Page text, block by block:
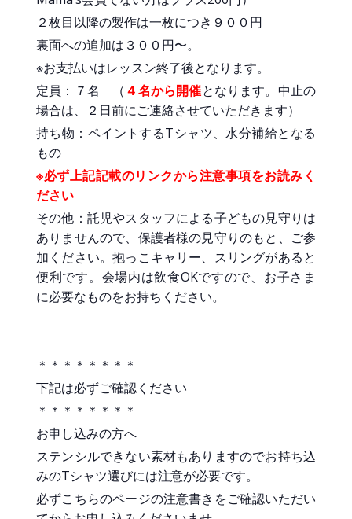
２枚目以降の製作は一枚につき９００円
裏面への追加は３００円〜。
※お支払いはレッスン終了後となります。
定員：７名 （ ４名から開催となります。中止の
場合は、２日前にご連絡させていただきます）
持ち物：ペイントするTシャツ、水分補給となる
もの
※必ず上記記載のリンクから注意事項をお読みく
ださい
その他：託児やスタッフによる子どもの見守りは
ありませんので、保護者様の見守りのもと、ご参
加ください。抱っこキャリー、スリングがあると
便利です。会場内は飲食OKですので、お子さま
に必要なものをお持ちください。
＊＊＊＊＊＊＊＊
下記は必ずご確認ください
＊＊＊＊＊＊＊＊
お申し込みの方へ
ステンシルできない素材もありますのでお持ち込
みのTシャツ選びには注意が必要です。
必ずこちらのページの注意書きをご確認いただい